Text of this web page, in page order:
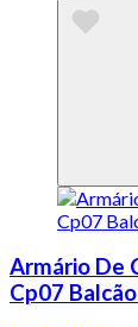
Armário De
Cp07